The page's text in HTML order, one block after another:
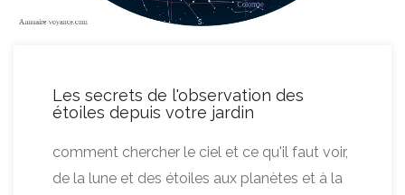
Les secrets de l'observation des
étoiles depuis votre jardin
comment chercher le ciel et ce qu'il faut voir,
de la lune et des étoiles aux planètes et à la